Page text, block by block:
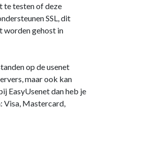
te testen of deze
SSL, dit
worden gehost in
op de usenet
maar ook kan
EasyUsenet dan heb je
Visa, Mastercard,